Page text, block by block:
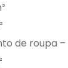
de roupa –